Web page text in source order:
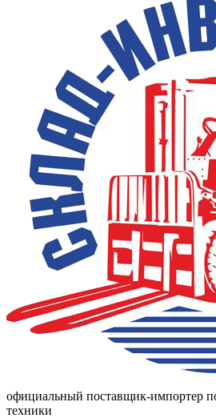
официальный поставщик-импортер
техники